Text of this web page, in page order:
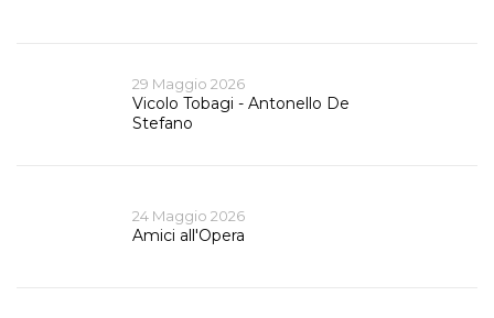
29 Maggio 2026
Vicolo Tobagi - Antonello De
Stefano
24 Maggio 2026
Amici all'Opera